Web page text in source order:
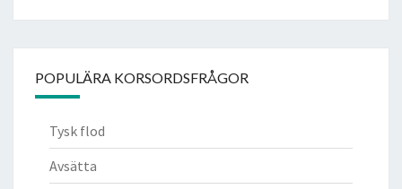
POPULÄRA KORSORDSFRÅGOR
Tysk flod
Avsätta